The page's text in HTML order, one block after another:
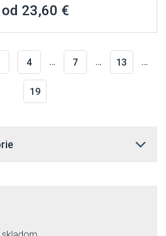
od 23,60 €
4 … 7 … 13 …
19